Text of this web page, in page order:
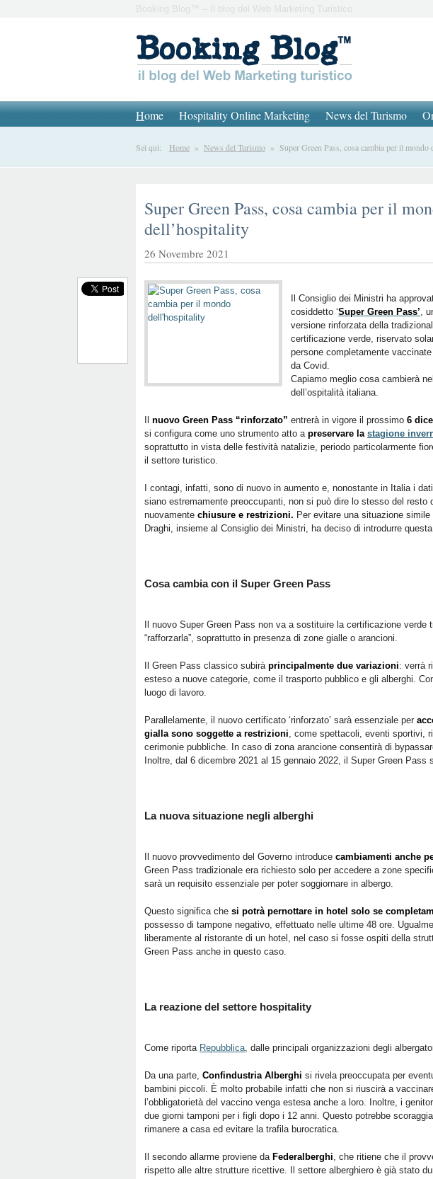
Booking Blog™ – Il blog del Web Marketing Turistico
Home Hospitality Online Marketing News del Turismo
Sei qui: Home » News del Turismo » Super Green Pass, cosa cambia per il mondo
Super Green Pass, cosa cambia per il
dell’hospitality
26 Novembre 2021
Il Consiglio dei Ministri ha
cosiddetto ‘Super Green Pass’,
versione rinforzata della
certificazione verde, riservato
persone completamente
da Covid.
Capiamo meglio cosa cambierà
dell’ospitalità italiana.
nuovo Green Pass “rinforzato” entrerà in vigore il prossimo 6
si configura come uno strumento atto a preservare la stagione
soprattutto in vista delle festività natalizie, periodo particolarmente
il settore turistico.
I contagi, infatti, sono di nuovo in aumento e, nonostante in Italia i
siano estremamente preoccupanti, non si può dire lo stesso del resto
nuovamente chiusure e restrizioni. Per evitare una situazione
Draghi, insieme al Consiglio dei Ministri, ha deciso di introdurre
Cosa cambia con il Super Green Pass
Il nuovo Super Green Pass non va a sostituire la certificazione
“rafforzarla”, soprattutto in presenza di zone gialle o arancioni.
Il Green Pass classico subirà principalmente due variazioni: verrà
esteso a nuove categorie, come il trasporto pubblico e gli alberghi.
luogo di lavoro.
Parallelamente, il nuovo certificato ‘rinforzato’ sarà essenziale per
gialla sono soggette a restrizioni, come spettacoli, eventi sportivi,
cerimonie pubbliche. In caso di zona arancione consentirà di
Inoltre, dal 6 dicembre 2021 al 15 gennaio 2022, il Super Green
La nuova situazione negli alberghi
Il nuovo provvedimento del Governo introduce cambiamenti anche
Green Pass tradizionale era richiesto solo per accedere a zone
sarà un requisito essenziale per poter soggiornare in albergo.
Questo significa che si potrà pernottare in hotel solo se
possesso di tampone negativo, effettuato nelle ultime 48 ore.
liberamente al ristorante di un hotel, nel caso si fosse ospiti della
Green Pass anche in questo caso.
La reazione del settore hospitality
Come riporta Repubblica, dalle principali organizzazioni degli
Da una parte, Confindustria Alberghi si rivela preoccupata per
bambini piccoli. È molto probabile infatti che non si riuscirà a
l’obbligatorietà del vaccino venga estesa anche a loro. Inoltre, i
due giorni tamponi per i figli dopo i 12 anni. Questo potrebbe
rimanere a casa ed evitare la trafila burocratica.
Il secondo allarme proviene da Federalberghi, che ritiene che il
rispetto alle altre strutture ricettive. Il settore alberghiero è già stato